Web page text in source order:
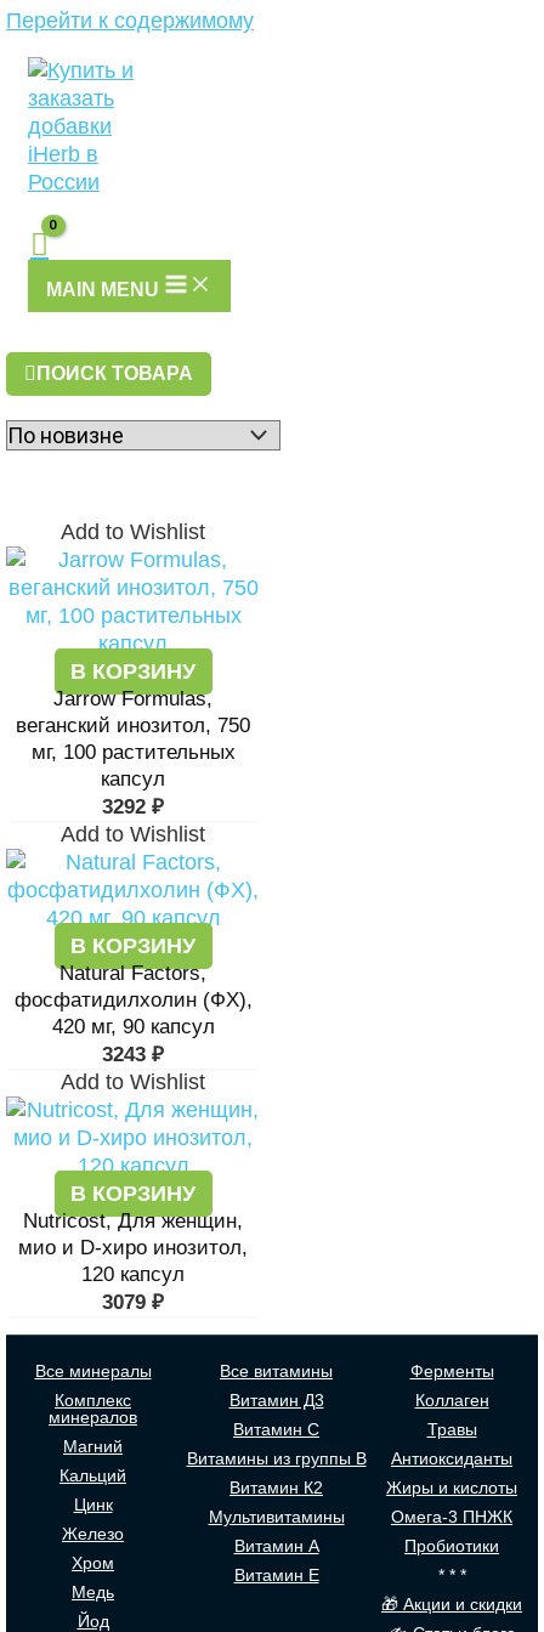
Перейти к содержимому
MAIN MENU
ПОИСК ТОВАРА
Add to Wishlist
В КОРЗИНУ
Jarrow Formulas,
веганский инозитол, 750
мг, 100 растительных
капсул
3292 ₽
Add to Wishlist
В КОРЗИНУ
Natural Factors,
фосфатидилхолин (ФХ),
420 мг, 90 капсул
3243 ₽
Add to Wishlist
В КОРЗИНУ
Nutricost, Для женщин,
мио и D-хиро инозитол,
120 капсул
3079 ₽
Все минералы
Комплекс
минералов
Магний
Кальций
Цинк
Железо
Хром
Медь
Йод
Все витамины
Витамин Д3
Витамин С
Витамины из группы В
Витамин К2
Мультивитамины
Витамин А
Витамин Е
Ферменты
Коллаген
Травы
Антиоксиданты
Жиры и кислоты
Омега-3 ПНЖК
Пробиотики
* * *
🎁 Акции и скидки